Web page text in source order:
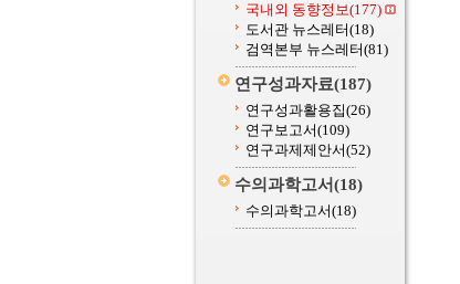
국내외 동향정보(177)
도서관 뉴스레터(18)
검역본부 뉴스레터(81)
연구성과자료(187)
연구성과활용집(26)
연구보고서(109)
연구과제제안서(52)
수의과학고서(18)
수의과학고서(18)